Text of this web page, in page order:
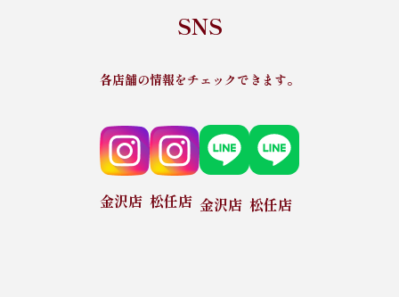
SNS
各店舗の情報をチェックできます。
金沢店 松任店 金沢店 松任店